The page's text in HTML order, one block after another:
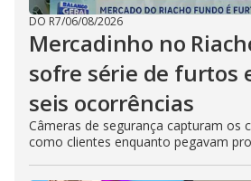
DO R7/06/08/2026
Mercadinho no
sofre série de furtos
seis ocorrências
Câmeras de segurança capturam os
como clientes enquanto pegavam